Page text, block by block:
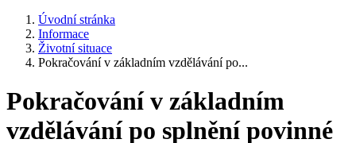
Úvodní stránka
Informace
Životní situace
Pokračování v základním vzdělávání po...
Pokračování v základním
vzdělávání po splnění povinné